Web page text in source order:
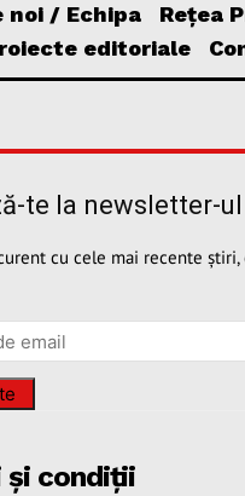
noi / Echipa
Rețea
editoriale
te la newsletter-
cu cele mai recente
și condiții